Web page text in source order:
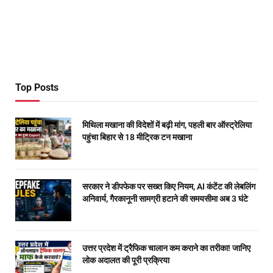
Top Posts
मिथिला मखाना की विदेशों में बढ़ी मांग, पहली बार ऑस्ट्रेलिया
पहुंचा बिहार से 18 मीट्रिक टन मखाना
सरकार ने डीपफेक पर सख्त किए नियम, AI कंटेंट की लेबलिंग
अनिवार्य, गैरकानूनी सामग्री हटाने की समयसीमा अब 3 घंटे
उत्तर प्रदेश में ट्रैफिक चालान कम कराने का तरीका! जानिए
लोक अदालत की पूरी प्रक्रिया